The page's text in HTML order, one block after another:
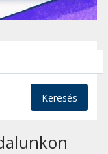
Keresés